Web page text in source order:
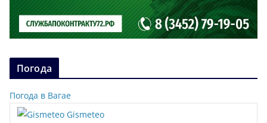
Погода
Погода в Вагае
Gismeteo